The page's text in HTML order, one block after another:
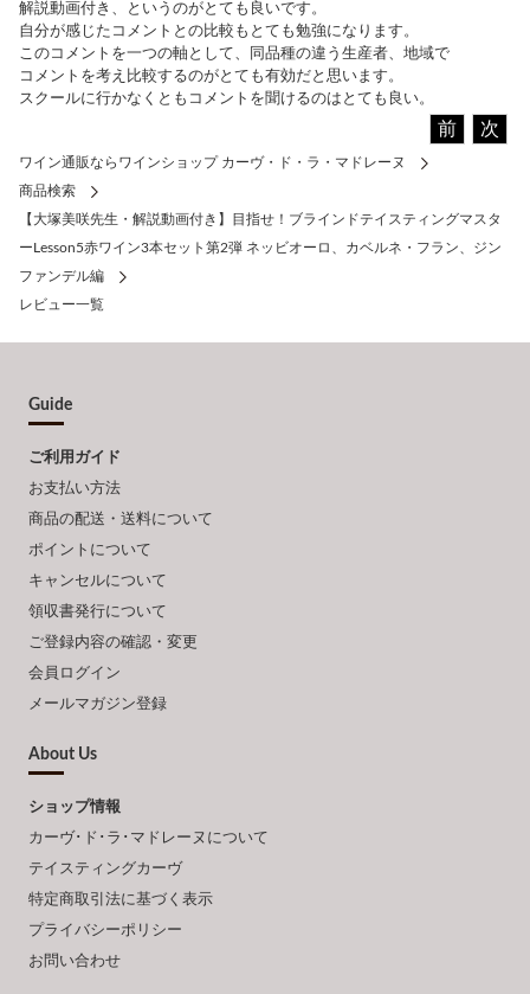
解説動画付き、というのがとても良いです。
自分が感じたコメントとの比較もとても勉強になります。
このコメントを一つの軸として、同品種の違う生産者、地域で
コメントを考え比較するのがとても有効だと思います。
スクールに行かなくともコメントを聞けるのはとても良い。
前 次
ワイン通販ならワインショップ カーヴ・ド・ラ・マドレーヌ
商品検索
【大塚美咲先生・解説動画付き】目指せ！ブラインドテイスティングマスタ
ーLesson5赤ワイン3本セット第2弾 ネッビオーロ、カベルネ・フラン、ジン
ファンデル編
レビュー一覧
Guide
ご利用ガイド
お支払い方法
商品の配送・送料について
ポイントについて
キャンセルについて
領収書発行について
ご登録内容の確認・変更
会員ログイン
メールマガジン登録
About Us
ショップ情報
カーヴ･ド･ラ･マドレーヌについて
テイスティングカーヴ
特定商取引法に基づく表示
プライバシーポリシー
お問い合わせ